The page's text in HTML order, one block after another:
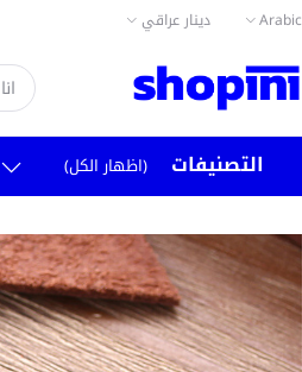
Arabic دينار عراقي
التصنيفات (اظهار الكل)